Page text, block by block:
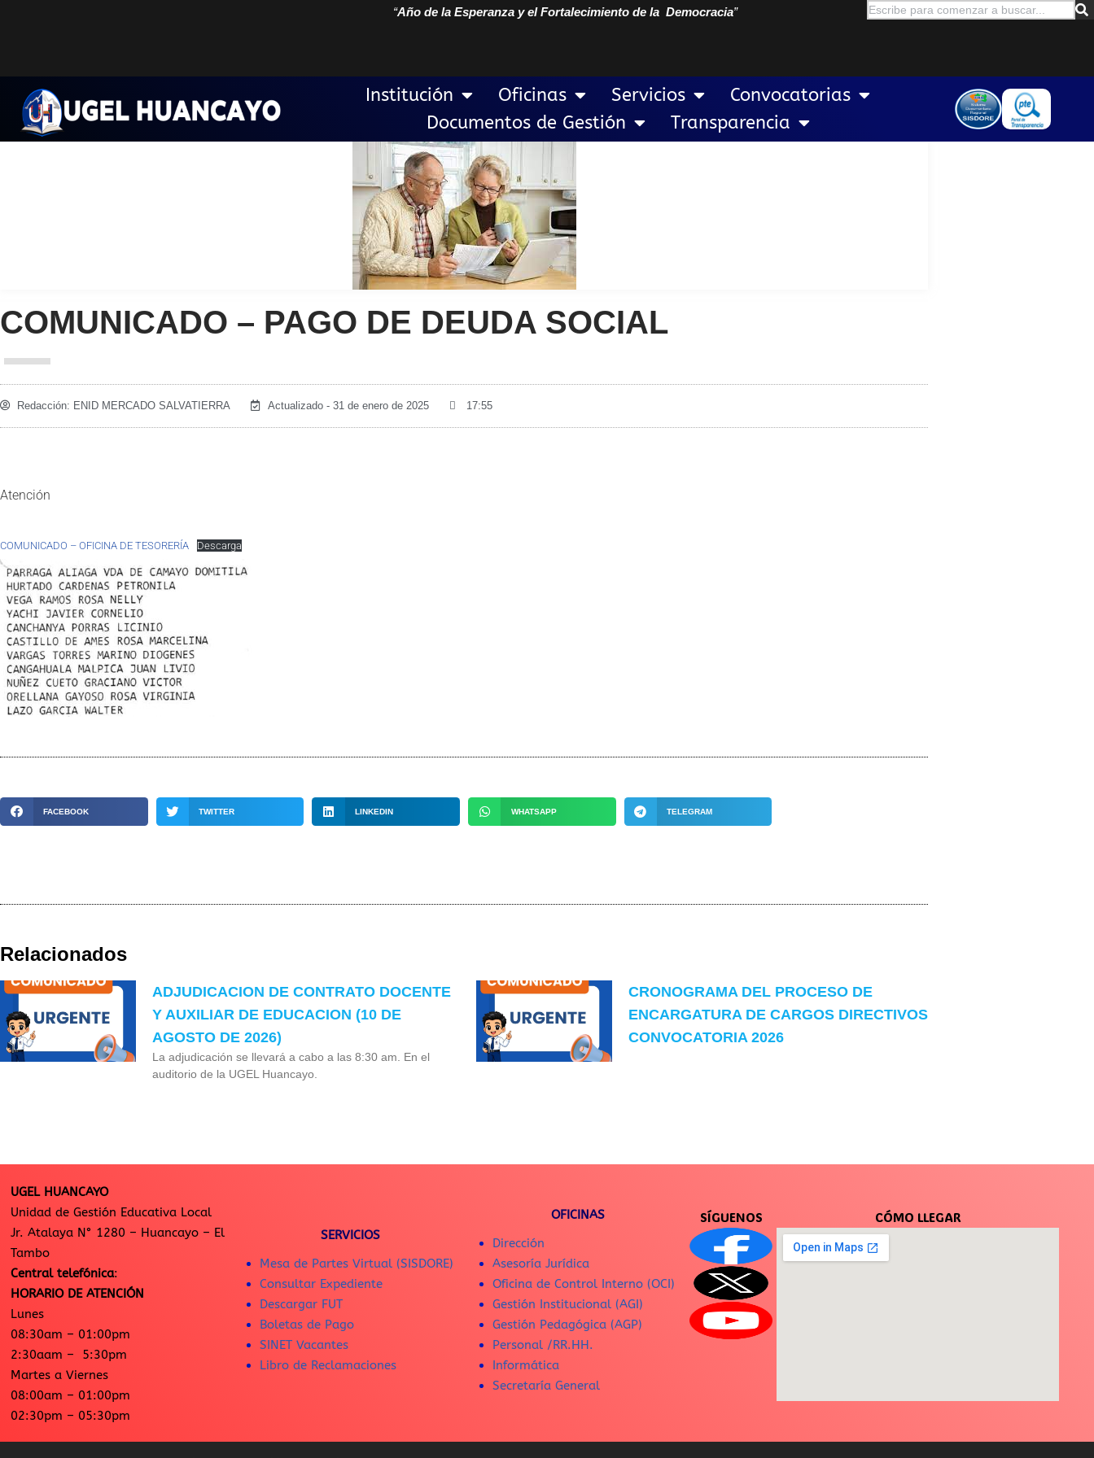
contenido
“Año de la Esperanza y el Fortalecimiento de la Democracia”
Institución Oficinas Servicios
Convocatorias
Documentos de Gestión
Transparencia
COMUNICADO – PAGO DE DEUDA SOCIAL
Redacción: ENID MERCADO SALVATIERRA Actualizado - 31 de enero de 2025 17:55
Atención
COMUNICADO – OFICINA DE TESORERÍA Descarga
FACEBOOK TWITTER LINKEDIN WHATSAPP TELEGRAM
Relacionados
ADJUDICACION DE CONTRATO DOCENTE
Y AUXILIAR DE EDUCACION (10 DE
AGOSTO DE 2026)
La adjudicación se llevará a cabo a las 8:30 am. En el
auditorio de la UGEL Huancayo.
CRONOGRAMA DEL PROCESO DE
ENCARGATURA DE CARGOS DIRECTIVOS
CONVOCATORIA 2026
UGEL HUANCAYO
Unidad de Gestión Educativa Local
Jr. Atalaya N° 1280 – Huancayo – El
Tambo
Central telefónica:
HORARIO DE ATENCIÓN
Lunes
08:30am – 01:00pm
2:30aam – 5:30pm
Martes a Viernes
08:00am – 01:00pm
02:30pm – 05:30pm
SERVICIOS
Mesa de Partes Virtual (SISDORE)
Consultar Expediente
Descargar FUT
Boletas de Pago
SINET Vacantes
Libro de Reclamaciones
OFICINAS
Dirección
Asesoría Jurídica
Oficina de Control Interno (OCI)
Gestión Institucional (AGI)
Gestión Pedagógica (AGP)
Personal /RR.HH.
Informática
Secretaría General
SÍGUENOS CÓMO LLEGAR